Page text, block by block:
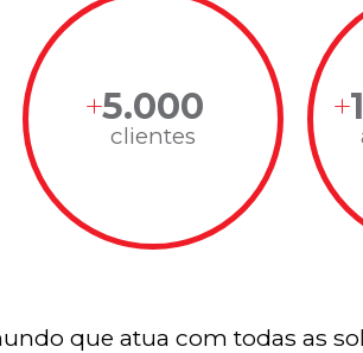
5.000
clientes
que atua com todas as